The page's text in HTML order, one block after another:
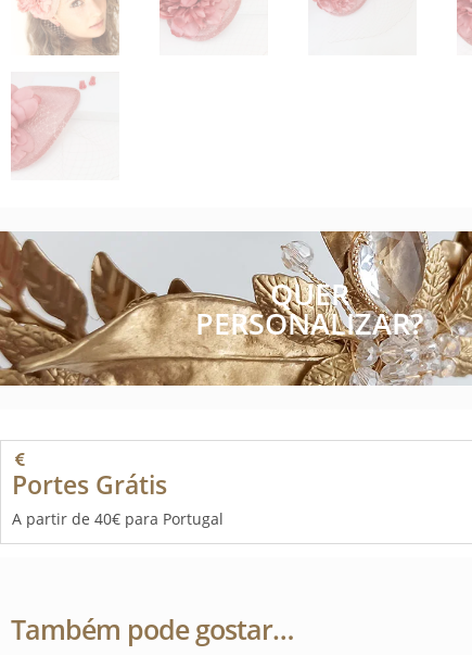
QUER
PERSONALIZAR?
Portes Grátis
A partir de 40€ para Portugal
Também pode gostar…